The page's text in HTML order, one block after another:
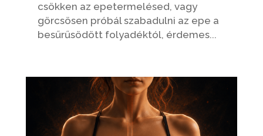
csökken az epetermelésed, vagy
görcsösen próbál szabadulni az epe a
besűrűsödött folyadéktól, érdemes...